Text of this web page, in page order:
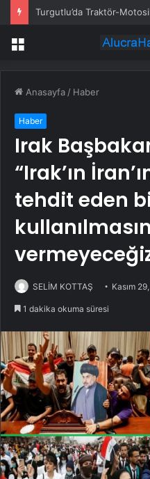
Turgutlu’da Traktör-
Menü
Anasayfa / Haber
Haber
Irak
“Irak’ın
tehdit eden
SELİM KOTTAŞ Kasım
1 dakika okuma süresi